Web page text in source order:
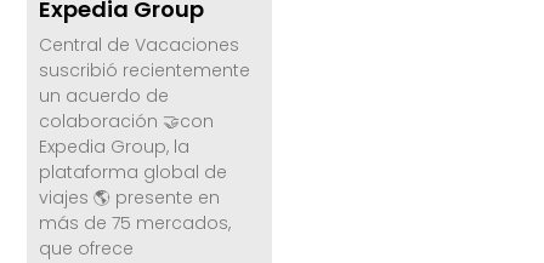
Expedia Group
Central de Vacaciones
suscribió recientemente
un acuerdo de
colaboración 🤝con
Expedia Group, la
plataforma global de
viajes 🌎 presente en
más de 75 mercados,
que ofrece